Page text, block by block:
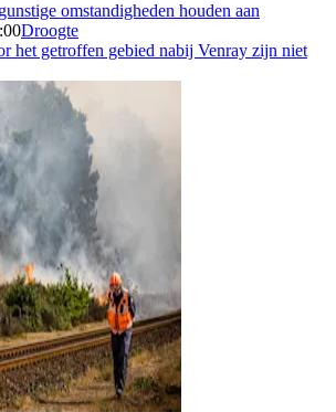
omstandigheden houden aan
Droogte
het getroffen gebied nabij Venray zijn niet